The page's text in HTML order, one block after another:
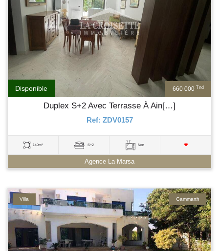
660 000 Tnd
Disponible
Duplex S+2 Avec Terrasse À Ain[…]
Ref: ZDV0157
140m² S+2 Non
Agence La Marsa
Gammarth
Villa